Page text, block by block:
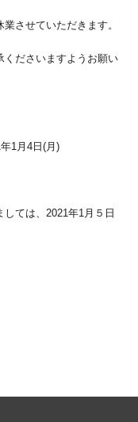
させていただきます。
くださいますようお願い
1月4日(月)
ては、2021年1月５日